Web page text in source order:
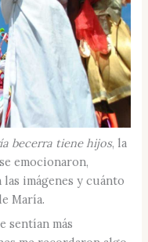
becerra tiene hijos, la
emocionaron,
imágenes y cuánto
María.
sentían más